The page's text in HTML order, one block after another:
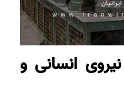
انسانی و